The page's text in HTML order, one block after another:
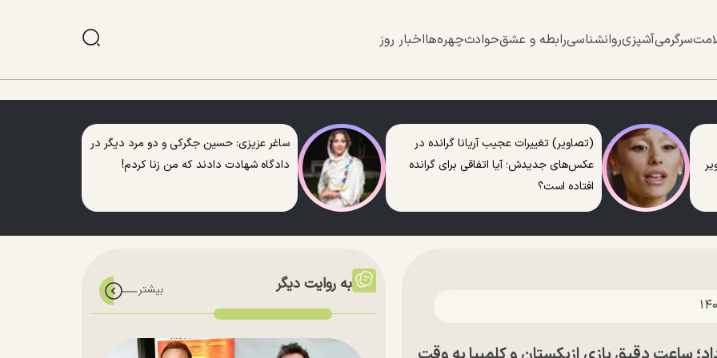
سرگرمیآشپزیروانشناسیرابطه و عشقحوادثچهره‌هااخبار روز
(تصاویر) تغییرات عجیب آریانا گرانده در
عکس‌های جدیدش؛ آیا اتفاقی برای گرانده
افتاده است؟
ساغر عزیزی: حسین جگرکی و دو مرد دیگر در
دادگاه شهادت دادند که من زنا کردم!
به روایت دیگر